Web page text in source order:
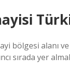
bölgesi alanı
sırada yer